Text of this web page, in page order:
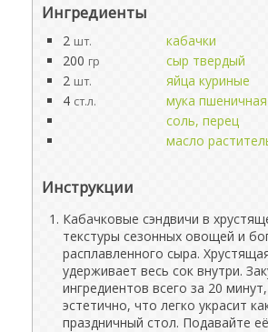
Ингредиенты
2 шт.
кабачки
200 гр
сыр твердый
2 шт.
яйца куриные
4 ст.л.
мука пшеничная
соль, перец
масло
Инструкции
Кабачковые сэндвичи в
текстуры сезонных овощей и
расплавленного сыра.
удерживает весь сок внутри.
ингредиентов всего за 20
эстетично, что легко украсит
праздничный стол. Подавайте